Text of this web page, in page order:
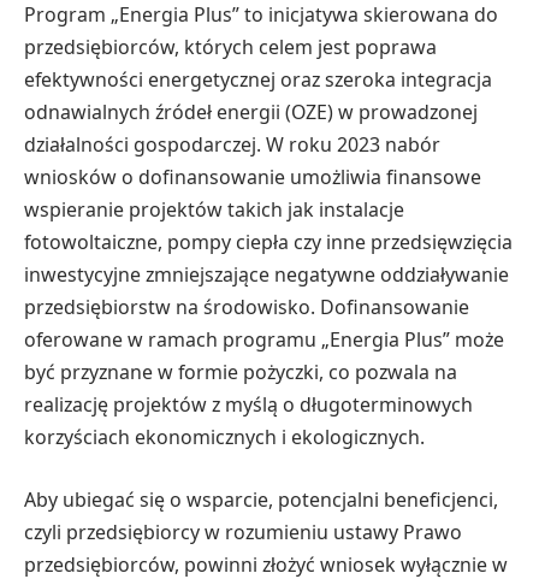
Program „Energia Plus” to inicjatywa skierowana do
przedsiębiorców, których celem jest poprawa
efektywności energetycznej oraz szeroka integracja
odnawialnych źródeł energii (OZE) w prowadzonej
działalności gospodarczej. W roku 2023 nabór
wniosków o dofinansowanie umożliwia finansowe
wspieranie projektów takich jak instalacje
fotowoltaiczne, pompy ciepła czy inne przedsięwzięcia
inwestycyjne zmniejszające negatywne oddziaływanie
przedsiębiorstw na środowisko. Dofinansowanie
oferowane w ramach programu „Energia Plus” może
być przyznane w formie pożyczki, co pozwala na
realizację projektów z myślą o długoterminowych
korzyściach ekonomicznych i ekologicznych.
Aby ubiegać się o wsparcie, potencjalni beneficjenci,
czyli przedsiębiorcy w rozumieniu ustawy Prawo
przedsiębiorców, powinni złożyć wniosek wyłącznie w